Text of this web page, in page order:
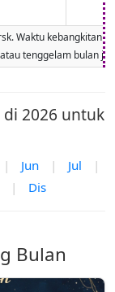
Waktu kebangkitan
tenggelam bulan
2026 untuk
| Jun | Jul
|
| Dis
Bulan